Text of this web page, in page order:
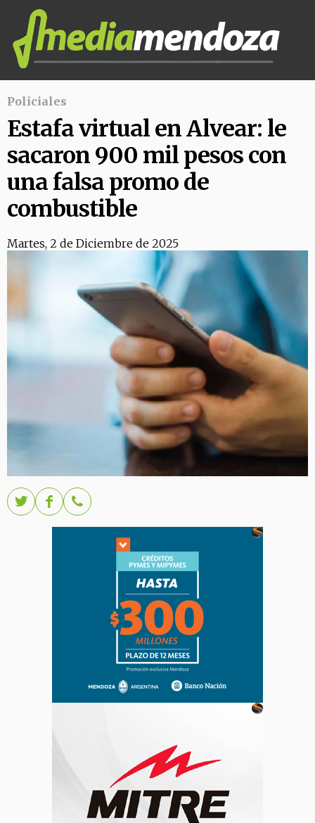
Policiales
Estafa virtual en Alvear: le
sacaron 900 mil pesos con
una falsa promo de
combustible
Martes, 2 de Diciembre de 2025